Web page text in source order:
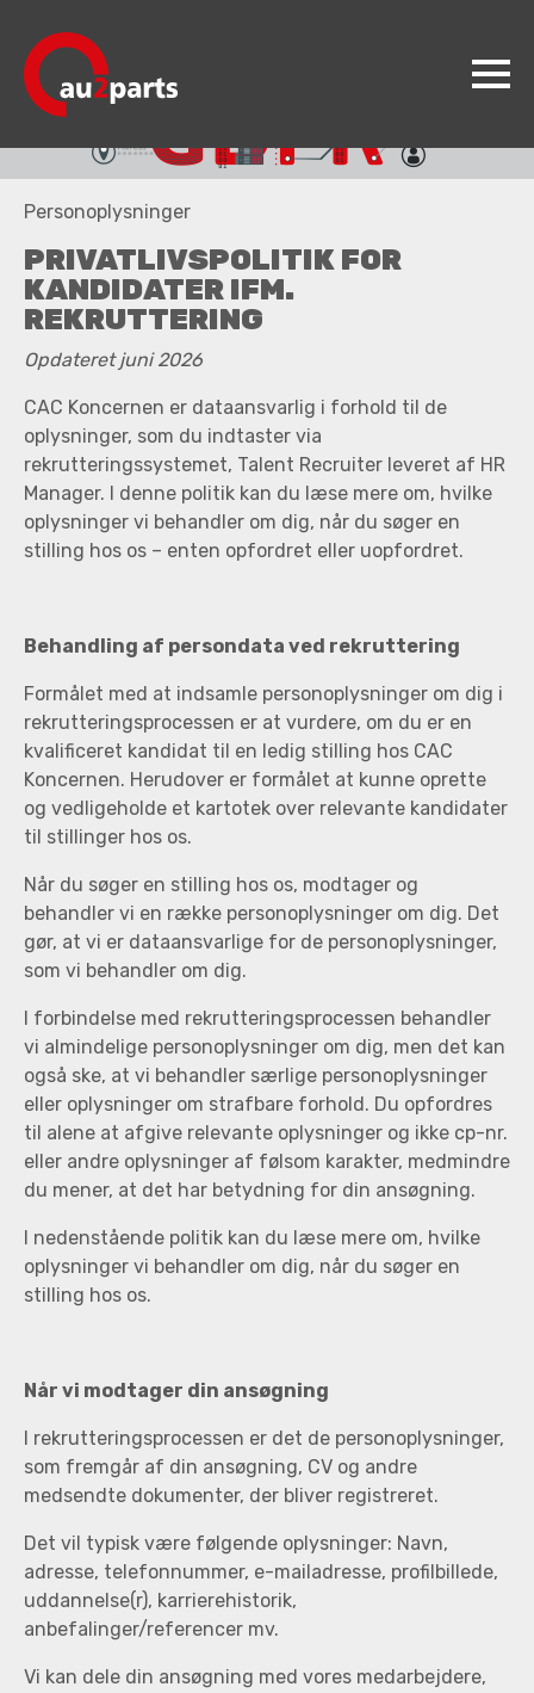
au2parts
Produkter
Videncenter
Koncepter
Kontakt
Jobs
Personoplysninger
PRIVATLIVSPOLITIK FOR
KANDIDATER IFM.
REKRUTTERING
Opdateret juni 2026
CAC Koncernen er dataansvarlig i forhold til de
oplysninger, som du indtaster via
rekrutteringssystemet, Talent Recruiter leveret af HR
Manager. I denne politik kan du læse mere om, hvilke
oplysninger vi behandler om dig, når du søger en
stilling hos os – enten opfordret eller uopfordret.
Behandling af persondata ved rekruttering
Formålet med at indsamle personoplysninger om dig i
rekrutteringsprocessen er at vurdere, om du er en
kvalificeret kandidat til en ledig stilling hos CAC
Koncernen. Herudover er formålet at kunne oprette
og vedligeholde et kartotek over relevante kandidater
til stillinger hos os.
Når du søger en stilling hos os, modtager og
behandler vi en række personoplysninger om dig. Det
gør, at vi er dataansvarlige for de personoplysninger,
som vi behandler om dig.
I forbindelse med rekrutteringsprocessen behandler
vi almindelige personoplysninger om dig, men det kan
også ske, at vi behandler særlige personoplysninger
eller oplysninger om strafbare forhold. Du opfordres
til alene at afgive relevante oplysninger og ikke cp-nr.
eller andre oplysninger af følsom karakter, medmindre
du mener, at det har betydning for din ansøgning.
I nedenstående politik kan du læse mere om, hvilke
oplysninger vi behandler om dig, når du søger en
stilling hos os.
Når vi modtager din ansøgning
I rekrutteringsprocessen er det de personoplysninger,
som fremgår af din ansøgning, CV og andre
medsendte dokumenter, der bliver registreret.
Det vil typisk være følgende oplysninger: Navn,
adresse, telefonnummer, e-mailadresse, profilbillede,
uddannelse(r), karrierehistorik,
anbefalinger/referencer mv.
Vi kan dele din ansøgning med vores medarbejdere,